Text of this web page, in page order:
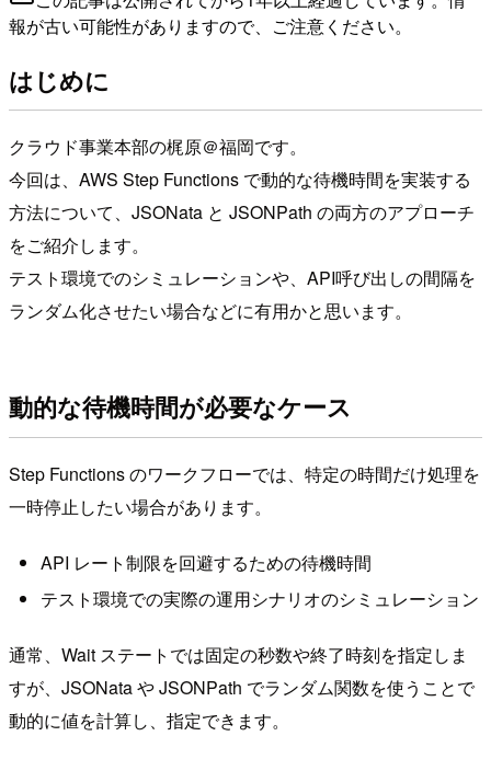
報が古い可能性がありますので、ご注意ください。
はじめに
クラウド事業本部の梶原＠福岡です。
今回は、AWS Step Functions で動的な待機時間を実装する
方法について、JSONata と JSONPath の両方のアプローチ
をご紹介します。
テスト環境でのシミュレーションや、API呼び出しの間隔を
ランダム化させたい場合などに有用かと思います。
動的な待機時間が必要なケース
Step Functions のワークフローでは、特定の時間だけ処理を
一時停止したい場合があります。
API レート制限を回避するための待機時間
テスト環境での実際の運用シナリオのシミュレーション
通常、Wait ステートでは固定の秒数や終了時刻を指定しま
すが、JSONata や JSONPath でランダム関数を使うことで
動的に値を計算し、指定できます。